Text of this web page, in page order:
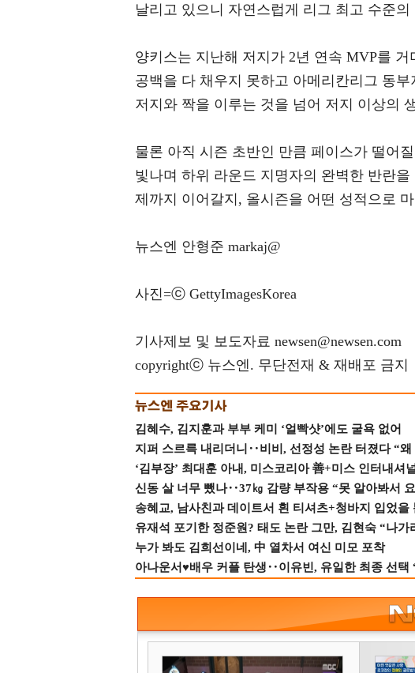
날리고 있으니 자연스럽게 리그 최고 수준
양키스는 지난해 저지가 2년 연속 MVP를
공백을 다 채우지 못하고 아메리칸리그 동
저지와 짝을 이루는 것을 넘어 저지 이상의
물론 아직 시즌 초반인 만큼 페이스가 떨어
빛나며 하위 라운드 지명자의 완벽한 반란
제까지 이어갈지, 올시즌을 어떤 성적으로
뉴스엔 안형준 markaj@
사진=ⓒ GettyImagesKorea
기사제보 및 보도자료 newsen@newsen.com
copyrightⓒ 뉴스엔. 무단전재 & 재배포 금지
김혜수, 김지훈과 부부 케미 ‘얼빡샷’에도 굴욕 없어
지퍼 스르륵 내리더니‥비비, 선정성 논란 터졌다 “왜
‘김부장’ 최대훈 아내, 미스코리아 善+미스 인터내셔
신동 살 너무 뺐나‥37㎏ 감량 부작용 “못 알아봐서
송혜교, 남사친과 데이트서 흰 티셔츠+청바지 입었
유재석 포기한 정준원? 태도 논란 그만, 김현숙 “나가
누가 봐도 김희선이네, 中 열차서 여신 미모 포착
아나운서♥배우 커플 탄생‥이유빈, 유일한 최종 선택